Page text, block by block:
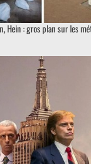
Hein : gros plan sur les